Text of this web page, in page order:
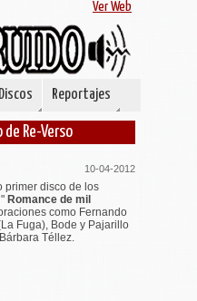
Ver Web
Discos Reportajes
de Re-Verso
10-04-2012
primer disco de los
Romance de mil
como Fernando
Fuga), Bode y Pajarillo
Téllez.